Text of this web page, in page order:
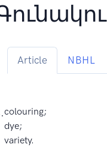
Article NBHL
colouring;
dye;
variety.